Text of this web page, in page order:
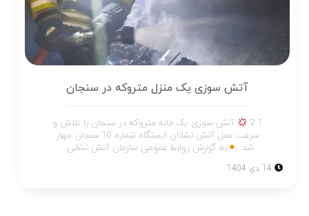
آتش سوزی یک منزل متروکه در سنجان
1 2
آتش سوزی یک خانه متروکه در سنجان با تلاش و
سرعت عمل آتش نشانان ایستگاه شماره 10 سنجان مهار
شد.
به گزارش روابط عمومی سازمان آتش نشانی...
14 دی 1404